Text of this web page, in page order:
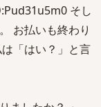
そし
お払いも終わり
「はい？」と言